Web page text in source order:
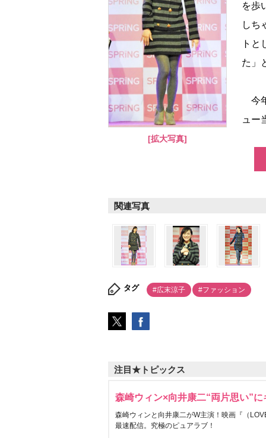
[拡大写真]
を歩
しち
トと
た」
今
ュー
関連写真
タグ #広末涼子 #ファッション
注目★トピックス
森崎ウィン×向井康二“両片思い”
森崎ウィンと向井康二がW主演！映画『（
最速配信。究極のピュアラブ！